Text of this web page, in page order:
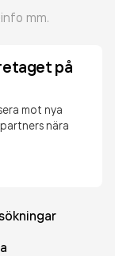
mm.
på
mot nya
nära